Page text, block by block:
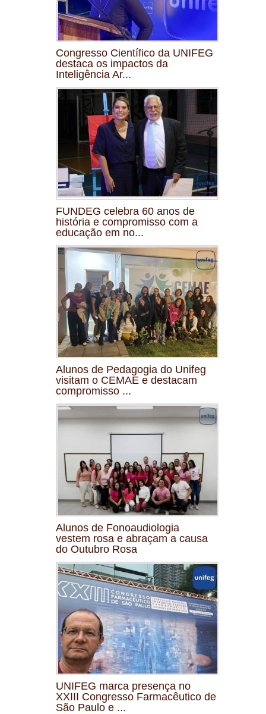
Congresso Científico da UNIFEG
destaca os impactos da
Inteligência Ar...
FUNDEG celebra 60 anos de
história e compromisso com a
educação em no...
Alunos de Pedagogia do Unifeg
visitam o CEMAE e destacam
compromisso ...
Alunos de Fonoaudiologia
vestem rosa e abraçam a causa
do Outubro Rosa
UNIFEG marca presença no
XXIII Congresso Farmacêutico de
São Paulo e ...